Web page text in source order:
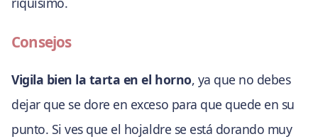
Consejos
Vigila bien la tarta en el horno, ya que no debes
dejar que se dore en exceso para que quede en su
punto. Si ves que el hojaldre se está dorando muy